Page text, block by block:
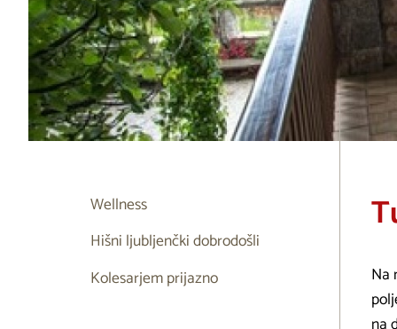
Na
Wellness
Hišni ljubljenčki dobrodošli
Kolesarjem prijazno